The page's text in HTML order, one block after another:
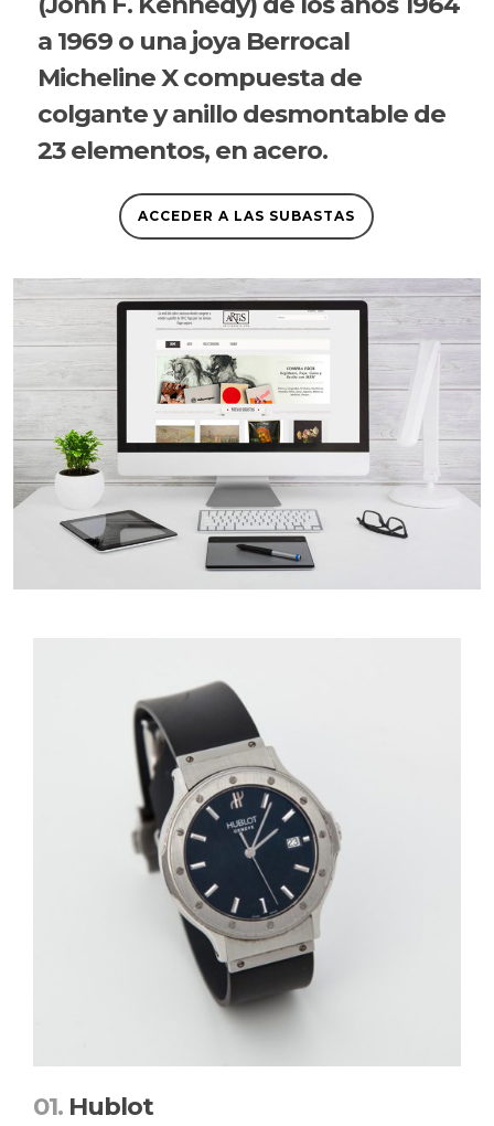
a 1969 o una joya Berrocal
Micheline X compuesta de
colgante y anillo desmontable de
23 elementos, en acero.
ACCEDER A LAS SUBASTAS
01. Hublot